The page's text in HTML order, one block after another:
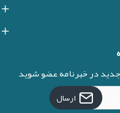
جدید در خبرنامه عضو شوید
ارسال